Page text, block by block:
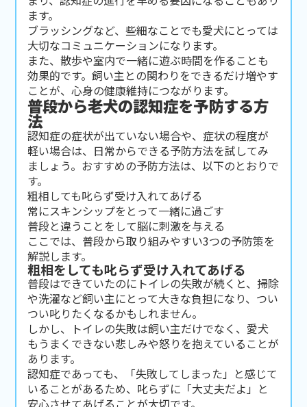
ます。
ブラッシングなど、些細なことでも愛犬にとっては
大切なコミュニケーションになります。
また、散歩や室内で一緒に遊ぶ時間を作ることも
効果的です。飼い主との関わりをできるだけ増やす
ことが、心身の健康維持につながります。
普段から老犬の認知症を予防する方
法
認知症の症状が出ていない場合や、症状の程度が
軽い場合は、日常からできる予防方法を試してみ
ましょう。おすすめの予防方法は、以下のとおりで
す。
粗相しても叱らず受け入れてあげる
常にスキンシップをとって一緒に過ごす
普段と違うことをして脳に刺激を与える
ここでは、普段から取り組みやすい3つの予防策を
解説します。
粗相をしても叱らず受け入れてあげる
普段はできていたのにトイレの失敗が続くと、掃除
や洗濯など飼い主にとって大きな負担になり、つい
つい叱りたくなるかもしれません。
しかし、トイレの失敗は飼い主だけでなく、愛犬
もうまくできない悲しみや怒りを抱えていることが
あります。
認知症であっても、「失敗してしまった」と感じて
いることがあるため、叱らずに「大丈夫だよ」と
安心させてあげることが大切です。